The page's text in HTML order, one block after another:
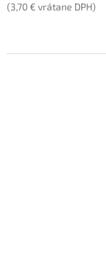
(3,70 € vrátane DPH)